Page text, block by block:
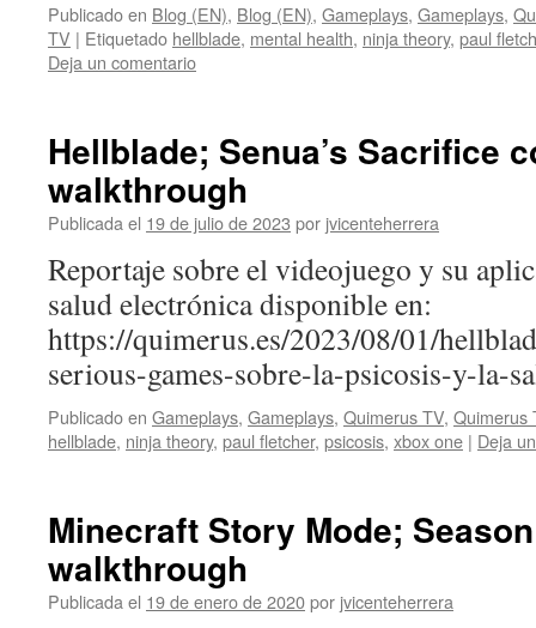
Publicado en Blog (EN), Blog (EN), Gameplays, Gameplays,
TV | Etiquetado hellblade, mental health, ninja theory, paul
Deja un comentario
Hellblade; Senua’s Sacrifice
walkthrough
Publicada el 19 de julio de 2023 por jvicenteherrera
Reportaje sobre el videojuego y su
salud electrónica disponible en:
https://quimerus.es/2023/08/01/
serious-games-sobre-la-psicosis-y-la-
Publicado en Gameplays, Gameplays, Quimerus TV, Quimerus
hellblade, ninja theory, paul fletcher, psicosis, xbox one | Deja
Minecraft Story Mode;
walkthrough
Publicada el 19 de enero de 2020por jvicenteherrera